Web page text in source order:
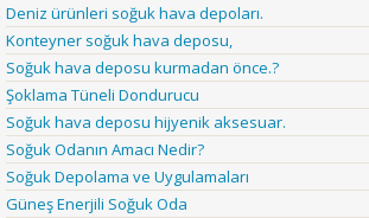
Deniz ürünleri soğuk hava depoları.
Konteyner soğuk hava deposu,
Soğuk hava deposu kurmadan önce.?
Şoklama Tüneli Dondurucu
Soğuk hava deposu hijyenik aksesuar.
Soğuk Odanın Amacı Nedir?
Soğuk Depolama ve Uygulamaları
Güneş Enerjili Soğuk Oda